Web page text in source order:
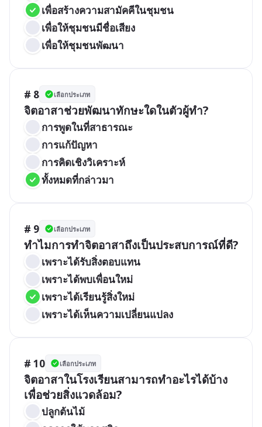
เพื่อสร้างความสามัคคีในชุมชน
เพื่อให้ชุมชนมีชื่อเสียง
เพื่อให้ชุมชนพัฒนา
# 8 เลือกประเภท
จิตอาสาช่วยพัฒนาทักษะใดในตัวผู้ทำ?
การพูดในที่สาธารณะ
การแก้ปัญหา
การคิดเชิงวิเคราะห์
ทั้งหมดที่กล่าวมา
# 9 เลือกประเภท
ทำไมการทำจิตอาสาถึงเป็นประสบการณ์ที่ดี?
เพราะได้รับสิ่งตอบแทน
เพราะได้พบเพื่อนใหม่
เพราะได้เรียนรู้สิ่งใหม่
เพราะได้เห็นความเปลี่ยนแปลง
# 10 เลือกประเภท
จิตอาสาในโรงเรียนสามารถทำอะไรได้บ้าง
เพื่อช่วยสิ่งแวดล้อม?
ปลูกต้นไม้